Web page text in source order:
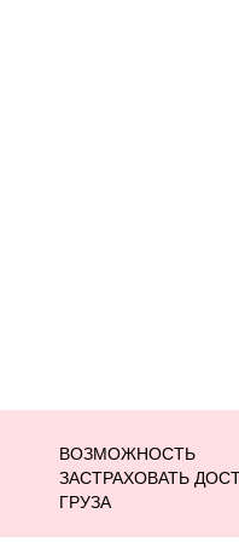
ВОЗМОЖНОСТЬ
ЗАСТРАХОВАТЬ
ГРУЗА